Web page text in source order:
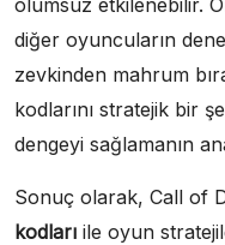
diğer oyuncuların
zevkinden mahrum
kodlarını stratejik bir
dengeyi sağlamanın
Sonuç olarak, Call of
kodları ile oyun